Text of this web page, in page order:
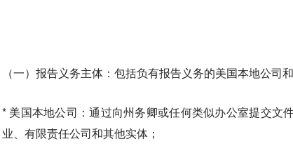
（一）报告义务主体：包括负有报告义务的美国本地公司
* 美国本地公司：通过向州务卿或任何类似办公室提交文
业、有限责任公司和其他实体；